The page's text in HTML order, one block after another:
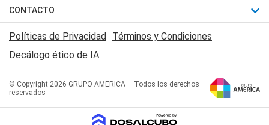
Judiciales
Economia
Trucos caseros
Series y Películas
Edictos y Solicitadas
Mundial
Automovilismo
Rugby
Básquet
Canal 7 en Vivo
San Juan 8
CONTACTO
Acerca de Nosotros
Contactanos
Políticas de Privacidad
Términos y Condiciones
Decálogo ético de IA
© Copyright 2026 GRUPO AMERICA – Todos los derechos
reservados